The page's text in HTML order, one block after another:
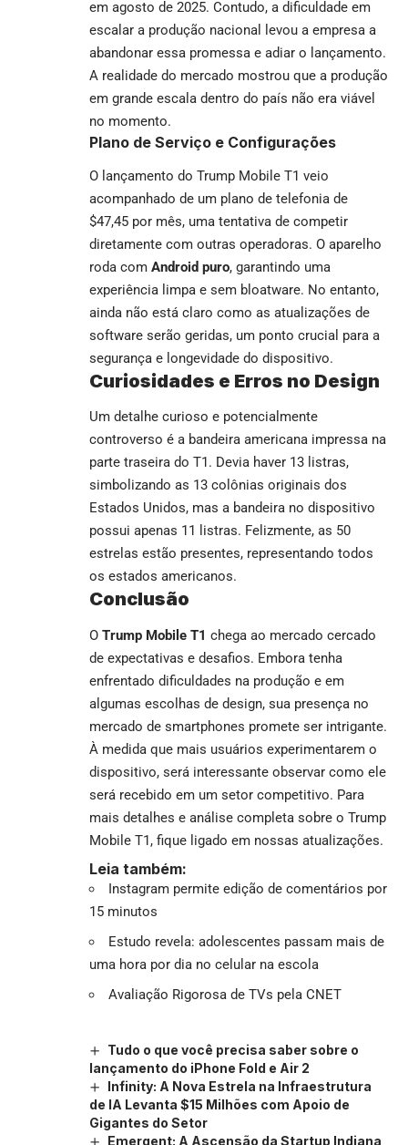
em agosto de 2025. Contudo, a dificuldade em
escalar a produção nacional levou a empresa a
abandonar essa promessa e adiar o lançamento.
A realidade do mercado mostrou que a produção
em grande escala dentro do país não era viável
no momento.
Plano de Serviço e Configurações
O lançamento do Trump Mobile T1 veio
acompanhado de um plano de telefonia de
$47,45 por mês, uma tentativa de competir
diretamente com outras operadoras. O aparelho
roda com Android puro, garantindo uma
experiência limpa e sem bloatware. No entanto,
ainda não está claro como as atualizações de
software serão geridas, um ponto crucial para a
segurança e longevidade do dispositivo.
Curiosidades e Erros no Design
Um detalhe curioso e potencialmente
controverso é a bandeira americana impressa na
parte traseira do T1. Devia haver 13 listras,
simbolizando as 13 colônias originais dos
Estados Unidos, mas a bandeira no dispositivo
possui apenas 11 listras. Felizmente, as 50
estrelas estão presentes, representando todos
os estados americanos.
Conclusão
O Trump Mobile T1 chega ao mercado cercado
de expectativas e desafios. Embora tenha
enfrentado dificuldades na produção e em
algumas escolhas de design, sua presença no
mercado de smartphones promete ser intrigante.
À medida que mais usuários experimentarem o
dispositivo, será interessante observar como ele
será recebido em um setor competitivo. Para
mais detalhes e análise completa sobre o Trump
Mobile T1, fique ligado em nossas atualizações.
Leia também:
Instagram permite edição de comentários por
15 minutos
Estudo revela: adolescentes passam mais de
uma hora por dia no celular na escola
Avaliação Rigorosa de TVs pela CNET
Tudo o que você precisa saber sobre o
lançamento do iPhone Fold e Air 2
Infinity: A Nova Estrela na Infraestrutura
de IA Levanta $15 Milhões com Apoio de
Gigantes do Setor
Emergent: A Ascensão da Startup Indiana